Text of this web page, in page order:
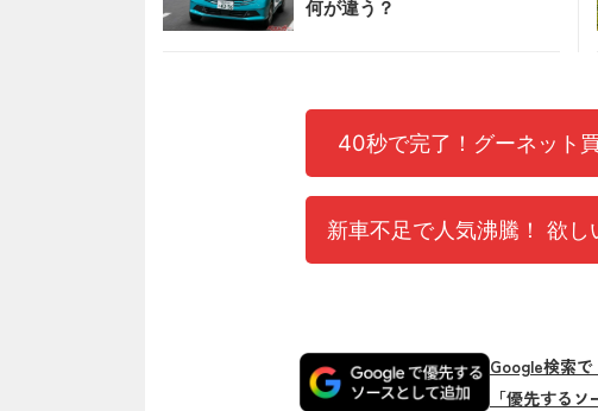
何が違う？
40秒で完了！グーネット
新車不足で人気沸騰！ 欲
Google検索
「優先する